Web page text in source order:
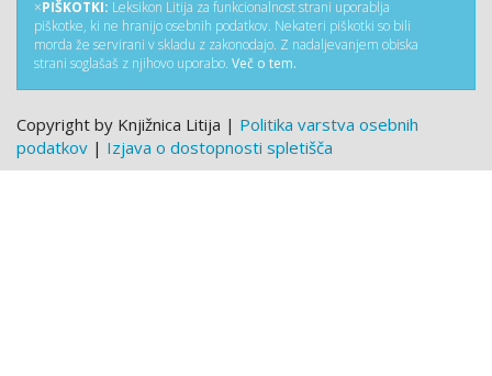
×PIŠKOTKI: Leksikon Litija za funkcionalnost strani uporablja
piškotke, ki ne hranijo osebnih podatkov. Nekateri piškotki so bili
morda že servirani v skladu z zakonodajo. Z nadaljevanjem obiska
strani soglašaš z njihovo uporabo. Več o tem.
Copyright by Knjižnica Litija | Politika varstva osebnih
podatkov | Izjava o dostopnosti spletišča